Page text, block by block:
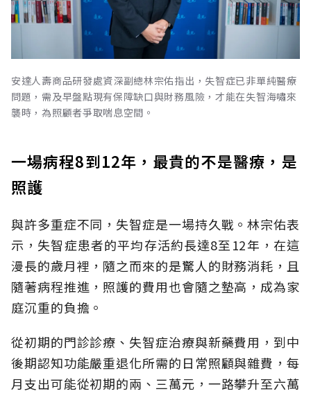
安達人壽商品研發處資深副總林宗佑指出，失智症已非單純醫療
問題，需及早盤點現有保障缺口與財務風險，才能在失智海嘯來
襲時，為照顧者爭取喘息空間。
一場病程8到12年，最貴的不是醫療，是
照護
與許多重症不同，失智症是一場持久戰。林宗佑表
示，失智症患者的平均存活約長達8至12年，在這
漫長的歲月裡，隨之而來的是驚人的財務消耗，且
隨著病程推進，照護的費用也會隨之墊高，成為家
庭沉重的負擔。
從初期的門診診療、失智症治療與新藥費用，到中
後期認知功能嚴重退化所需的日常照顧與雜費，每
月支出可能從初期的兩、三萬元，一路攀升至六萬